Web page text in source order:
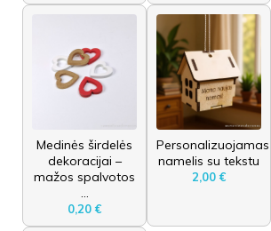
Medinės širdelės
dekoracijai –
mažos spalvotos
...
0,20 €
Personalizuojamas
namelis su tekstu
2,00 €